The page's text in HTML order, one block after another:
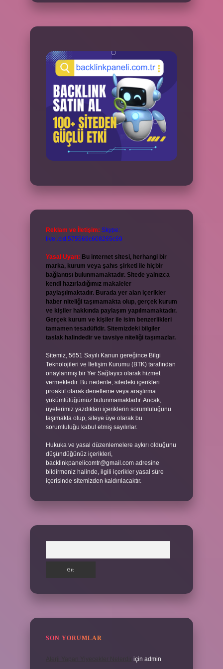
Reklam ve İletişim: Skype:
live:.cid.575569c608265c69
Yasal Uyarı: Bu internet sitesi, herhangi bir
marka, kurum veya şahıs şirketi ile hiçbir
bağlantısı bulunmamaktadır. Sitede yalnızca
kendi hazırladığımız makaleler
paylaşılmaktadır. Burada yer alan içerikler
haber niteliği taşımamakta olup, gerçek kurum
ve kişiler hakkında paylaşım yapılmamaktadır.
Gerçek kurum ve kişiler ile isim benzerlikleri
tamamen tesadüfidir. Sitemizdeki bilgiler
taslak halindedir ve tavsiye niteliği taşımazlar.
Sitemiz, 5651 Sayılı Kanun gereğince Bilgi
Teknolojileri ve İletişim Kurumu (BTK) tarafından
onaylanmış bir Yer Sağlayıcı olarak hizmet
vermektedir. Bu nedenle, sitedeki içerikleri
proaktif olarak denetleme veya araştırma
yükümlülüğümüz bulunmamaktadır. Ancak,
üyelerimiz yazdıkları içeriklerin sorumluluğunu
taşımakta olup, siteye üye olarak bu
sorumluluğu kabul etmiş sayılırlar.
Hukuka ve yasal düzenlemelere aykırı olduğunu
düşündüğünüz içerikleri,
backlinkpanelicomtr@gmail.com adresine
bildirmeniz halinde, ilgili içerikler yasal süre
içerisinde sitemizden kaldırılacaktır.
SON YORUMLAR
için admin